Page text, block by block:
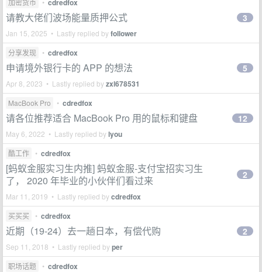
加密货币
• cdredfox
请教大佬们波场能量质押公式
Jan 15, 2025 • Lastly replied byfollower
3
分享发现 • cdredfox
申请境外银行卡的 APP 的想法
Apr 8, 2023 • Lastly replied byzxl678531
5
MacBook Pro • cdredfox
请各位推荐适合 MacBook Pro 用的鼠标和键盘
May 6, 2022 • Lastly replied bylyou
12
酷工作 • cdredfox
[蚂蚁金服实习生内推] 蚂蚁金服-支付宝招实习生
了， 2020 年毕业的小伙伴们看过来
Mar 11, 2019 • Lastly replied bycdredfox
2
买买买 • cdredfox
近期（19-24）去一趟日本，有偿代购
Sep 11, 2018 • Lastly replied byper
2
职场话题 • cdredfox